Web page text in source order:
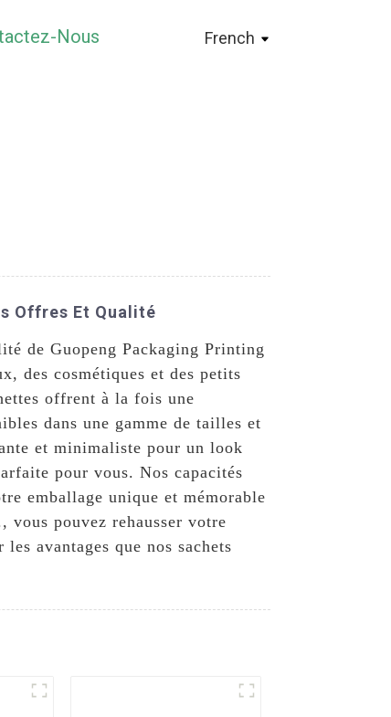
Nous French
Offres Et Qualité
de Guopeng Packaging Printing
des cosmétiques et des petits
offrent à la fois une
dans une gamme de tailles et
et minimaliste pour un look
pour vous. Nos capacités
emballage unique et mémorable
pouvez rehausser votre
avantages que nos sachets